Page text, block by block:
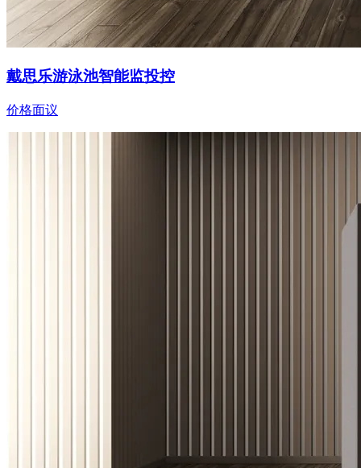
戴思乐游泳池智能监投控
价格面议